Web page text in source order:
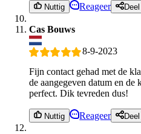
Nuttig Reageer Deel
Cas Bouws
8-9-2023
Fijn contact gehad met de
de aangegeven datum en
perfect. Dik tevreden dus!
Nuttig Reageer Deel